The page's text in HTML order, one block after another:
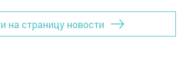
на страницу новости